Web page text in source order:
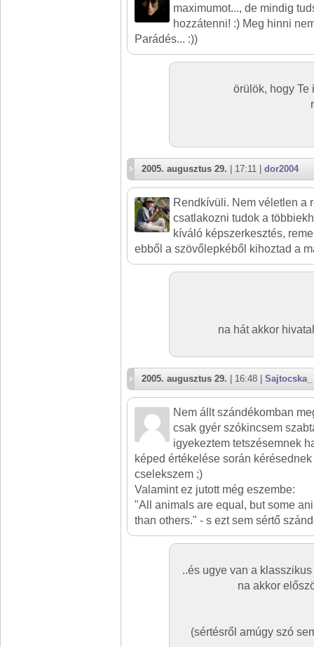
maximumot..., de mindig
hozzátenni! :) Meg hinni
Parádés... :))
örülök, hogy Te
2005. augusztus 29. | 17:11 | dor2004
Rendkívüli. Nem véletlen a
csatlakozni tudok a
kíváló képszerkesztés,
ebből a szövőlepkéből kihoztad a
na hát akkor
2005. augusztus 29. | 16:48 | Sajtocska_
Nem állt szándékomban
csak gyér szókincsem
igyekeztem tetszésemnek
képed értékelése során
cselekszem ;)
Valamint ez jutott még eszembe:
"All animals are equal, but some
than others." - s ezt sem sértő
..és ugye van a
na akkor
(sértésről amúgy szó